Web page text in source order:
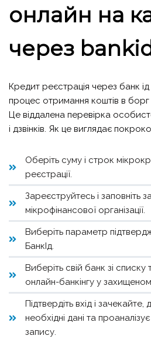
онлайн на
через
Кредит реєстрація через банк
процес отримання коштів в
Це віддалена перевірка
і дзвінків. Як це виглядає
Оберіть суму і строк
реєстрації.
Зареєструйтесь і заповніть
мікрофінансової організації.
Виберіть параметр
БанкІд.
Виберіть свій банк зі списку
онлайн-банкінгу у
Підтвердіть вхід і
необхідні дані та
запису.